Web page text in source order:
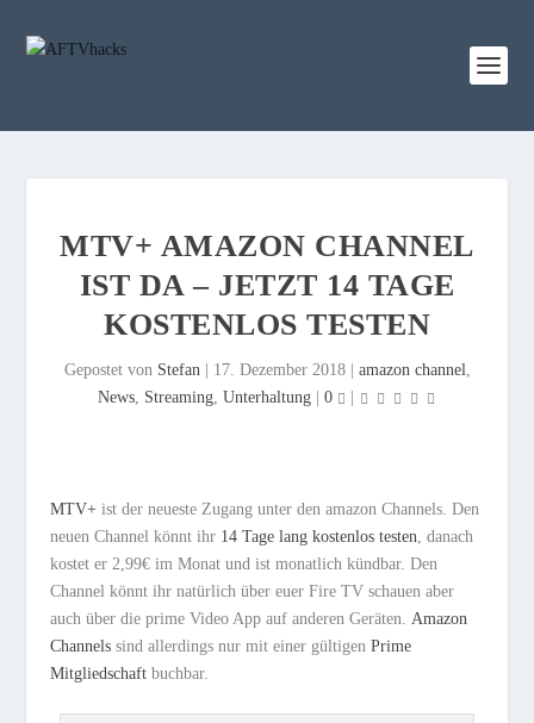
MTV+ AMAZON CHANNEL
IST DA – JETZT 14 TAGE
KOSTENLOS TESTEN
Gepostet von Stefan| 17. Dezember 2018| amazon channel,
News, Streaming, Unterhaltung| 0
MTV+ ist der neueste Zugang unter den amazon Channels. Den
neuen Channel könnt ihr 14 Tage lang kostenlos testen, danach
kostet er 2,99€ im Monat und ist monatlich kündbar. Den
Channel könnt ihr natürlich über euer Fire TV schauen aber
auch über die prime Video App auf anderen Geräten.Amazon
Channels sind allerdings nur mit einer gültigenPrime
Mitgliedschaft buchbar.